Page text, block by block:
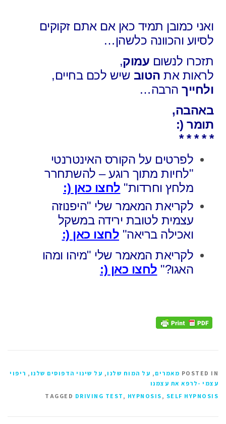
ואני כמובן תמיד כאן אם אתם זקוקים
לסיוע והכוונה כלשהן…
תזכרו לנשום עמוק,
לראות את הטוב שיש לכם בחיים,
ולחייך הרבה…
באהבה,
תומר (:
* * * * *
לפרטים על הקורס האינטרנטי
"לחיות מתוך רוגע – להשתחרר
מלחץ וחרדות" לחצו כאן (:
לקריאת המאמר שלי "היפנוזה
עצמית לטובת ירידה במשקל
ואכילה בריאה" לחצו כאן (:
לקריאת המאמר שלי "מיהו ומהו
האגו?" לחצו כאן (:
POSTED IN מאמרים , על המוח שלנו , על שינוי הדפוסים שלנו , ריפוי
עצמי -לרפא את עצמנו
TAGGED DRIVING TEST , HYPNOSIS , SELF HYPNOSIS